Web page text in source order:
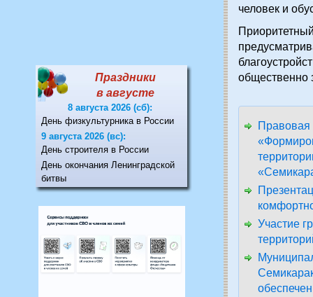
Праздники
в августе
8 августа 2026 (сб):
День физкультурника в России
9 августа 2026 (вс):
День строителя в России
День окончания Ленинградской
битвы
человек и
общественно
Правовая
Участие